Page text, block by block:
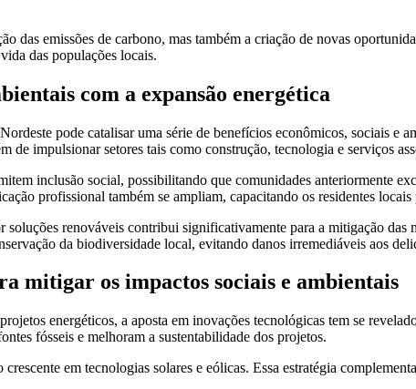
das emissões de carbono, mas também a criação de novas
das populações locais.
com a expansão energética
pode catalisar uma série de benefícios econômicos, sociais e
de impulsionar setores tais como construção, tecnologia e serviços
inclusão social, possibilitando que comunidades anteriormente
profissional também se ampliam, capacitando os residentes
renováveis contribui significativamente para a mitigação
da biodiversidade local, evitando danos irremediáveis aos
mitigar os impactos sociais e ambientais
energéticos, a aposta em inovações tecnológicas tem se
fósseis e melhoram a sustentabilidade dos projetos.
em tecnologias solares e eólicas. Essa estratégia